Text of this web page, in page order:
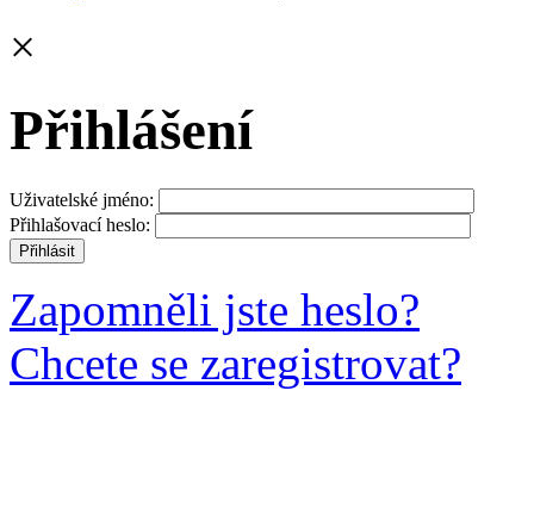
×
Přihlášení
Uživatelské jméno:
Přihlašovací heslo:
Zapomněli jste heslo?
Chcete se zaregistrovat?